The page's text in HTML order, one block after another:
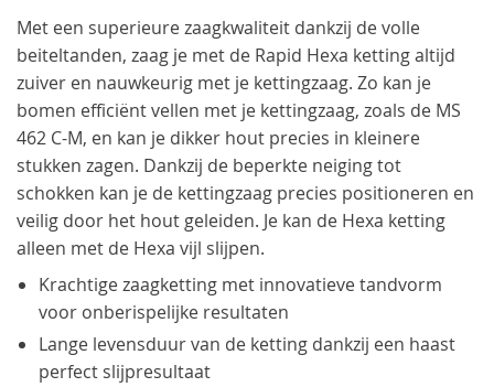
Met een superieure zaagkwaliteit dankzij de volle
beiteltanden, zaag je met de Rapid Hexa ketting altijd
zuiver en nauwkeurig met je kettingzaag. Zo kan je
bomen efficiënt vellen met je kettingzaag, zoals de MS
462 C-M, en kan je dikker hout precies in kleinere
stukken zagen. Dankzij de beperkte neiging tot
schokken kan je de kettingzaag precies positioneren en
veilig door het hout geleiden. Je kan de Hexa ketting
alleen met de Hexa vijl slijpen.
Krachtige zaagketting met innovatieve tandvorm
voor onberispelijke resultaten
Lange levensduur van de ketting dankzij een haast
perfect slijpresultaat